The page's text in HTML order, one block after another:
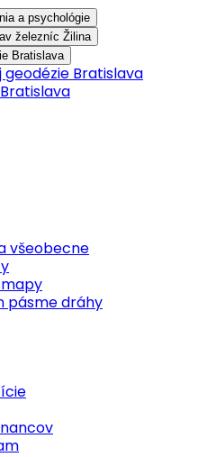
a psychológie
železníc Žilina
Bratislava
geodézie Bratislava
všeobecne
pásme dráhy